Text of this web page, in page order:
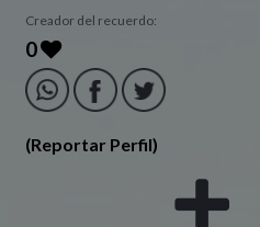
ENG
POR
Inicio
Acceso
Creador del recuerdo:
0
(Reportar Perfil)